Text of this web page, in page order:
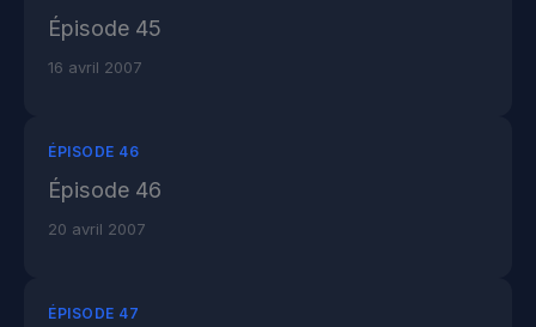
Épisode 45
16 avril 2007
ÉPISODE 46
Épisode 46
20 avril 2007
ÉPISODE 47